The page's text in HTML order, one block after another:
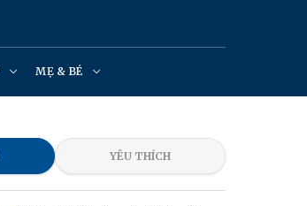
MẸ & BÉ
YÊU THÍCH